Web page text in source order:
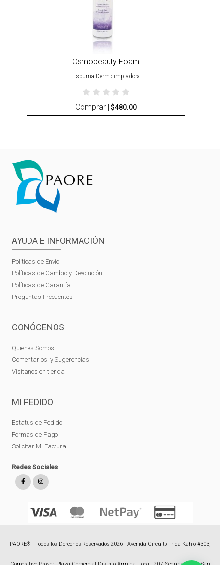
Osmobeauty Foam
Espuma Dermolimpiadora
Comprar |$480.00
AYUDA E INFORMACIÓN
Políticas de Envío
Políticas de Cambio y Devolución
Políticas de Garantía
Preguntas Frecuentes
CONÓCENOS
Quienes Somos
Comentarios y Sugerencias
Visítanos en tienda
MI PEDIDO
Estatus de Pedido
Formas de Pago
Solicitar Mi Factura
Redes Sociales
PAORE® - Todos los Derechos Reservados 2026 | Avenida Circuito Frida Kahlo #303,